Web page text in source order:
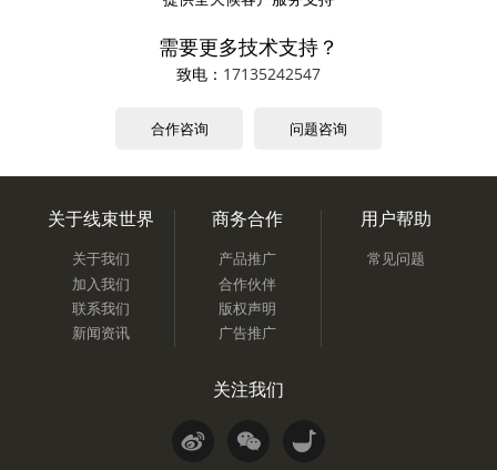
需要更多技术支持？
致电： 17135242547
合作咨询 问题咨询
关于线束世界
关于我们
加入我们
联系我们
新闻资讯
商务合作
产品推广
合作伙伴
版权声明
广告推广
用户帮助
常见问题
关注我们